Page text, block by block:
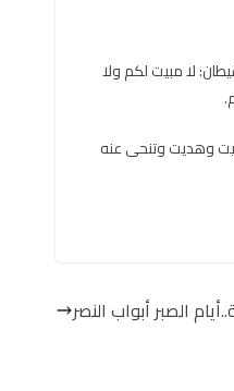
لا مبيت لكم ولا
وهديت وتنحى عنه
الصبر أبواب النصر